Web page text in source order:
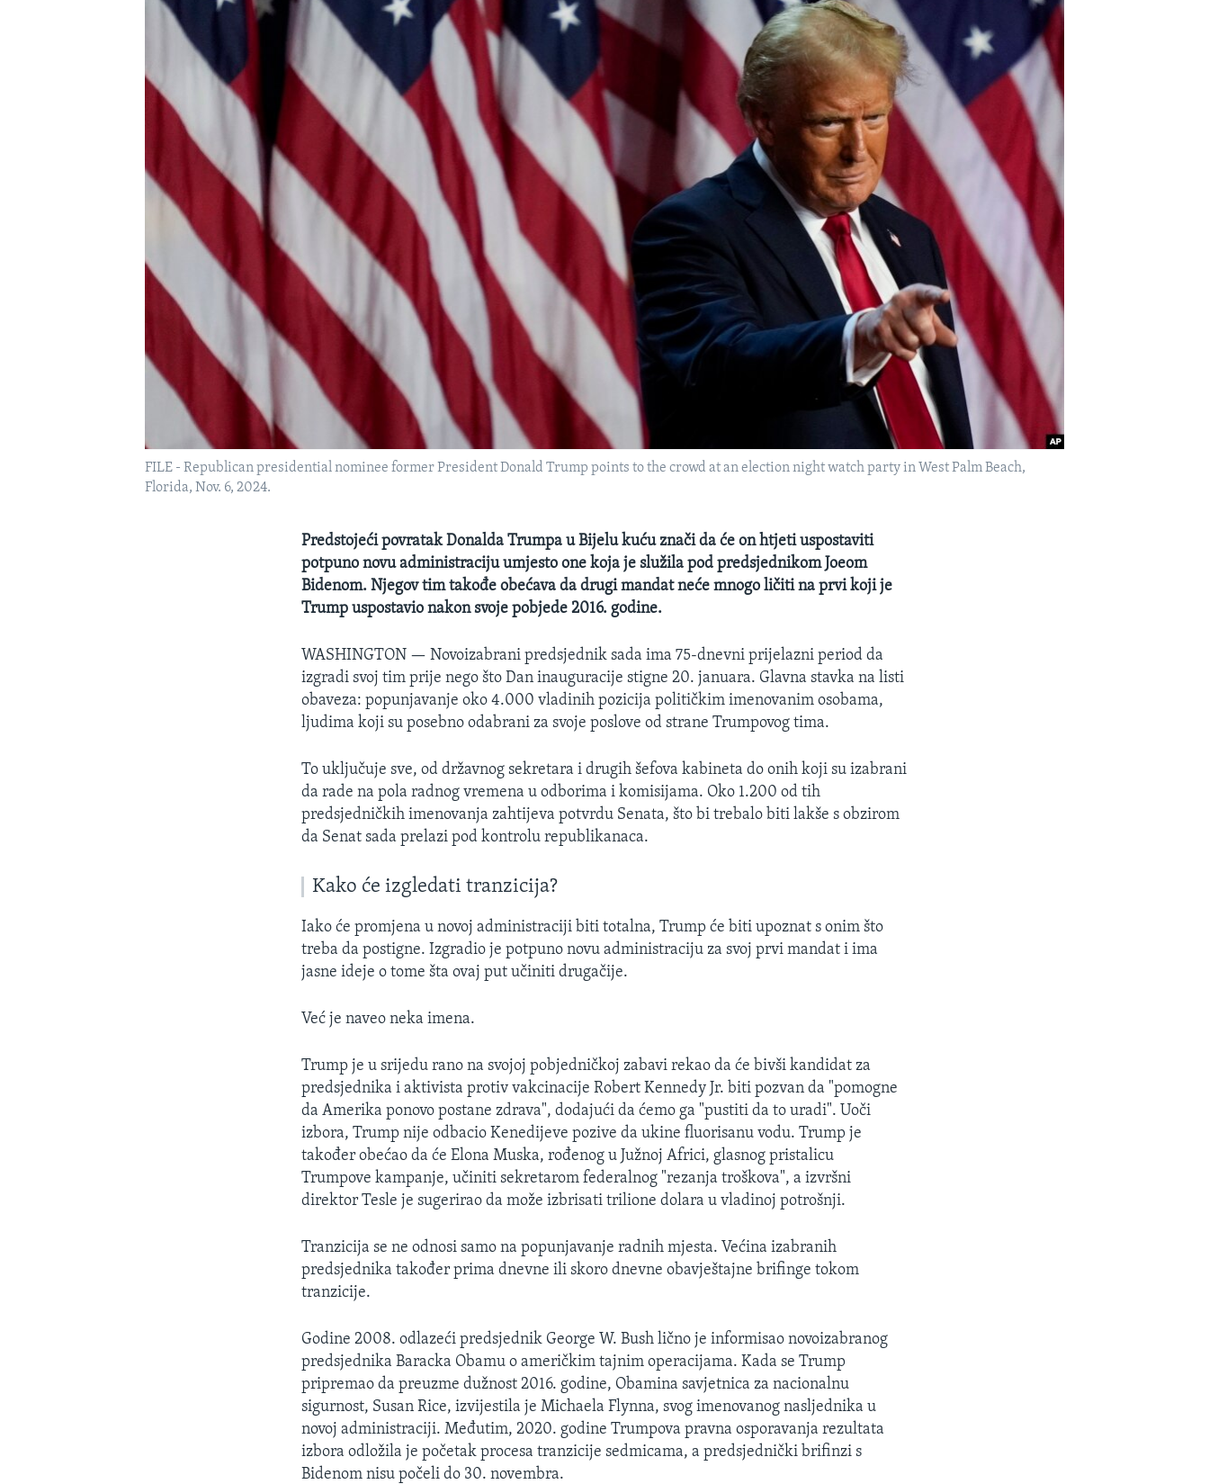
FILE - Republican presidential nominee former President Donald Trump points to the crowd at an election night watch party in West Palm Beach,
Florida, Nov. 6, 2024.
Predstojeći povratak Donalda Trumpa u Bijelu kuću znači da će on htjeti uspostaviti
potpuno novu administraciju umjesto one koja je služila pod predsjednikom Joeom
Bidenom. Njegov tim takođe obećava da drugi mandat neće mnogo ličiti na prvi koji je
Trump uspostavio nakon svoje pobjede 2016. godine.
WASHINGTON —Novoizabrani predsjednik sada ima 75-dnevni prijelazni period da
izgradi svoj tim prije nego što Dan inauguracije stigne 20. januara. Glavna stavka na listi
obaveza: popunjavanje oko 4.000 vladinih pozicija političkim imenovanim osobama,
ljudima koji su posebno odabrani za svoje poslove od strane Trumpovog tima.
To uključuje sve, od državnog sekretara i drugih šefova kabineta do onih koji su izabrani
da rade na pola radnog vremena u odborima i komisijama. Oko 1.200 od tih
predsjedničkih imenovanja zahtijeva potvrdu Senata, što bi trebalo biti lakše s obzirom
da Senat sada prelazi pod kontrolu republikanaca.
Kako će izgledati tranzicija?
Iako će promjena u novoj administraciji biti totalna, Trump će biti upoznat s onim što
treba da postigne. Izgradio je potpuno novu administraciju za svoj prvi mandat i ima
jasne ideje o tome šta ovaj put učiniti drugačije.
Već je naveo neka imena.
Trump je u srijedu rano na svojoj pobjedničkoj zabavi rekao da će bivši kandidat za
predsjednika i aktivista protiv vakcinacije Robert Kennedy Jr. biti pozvan da "pomogne
da Amerika ponovo postane zdrava", dodajući da ćemo ga "pustiti da to uradi". Uoči
izbora, Trump nije odbacio Kenedijeve pozive da ukine fluorisanu vodu. Trump je
također obećao da će Elona Muska, rođenog u Južnoj Africi, glasnog pristalicu
Trumpove kampanje, učiniti sekretarom federalnog "rezanja troškova", a izvršni
direktor Tesle je sugerirao da može izbrisati trilione dolara u vladinoj potrošnji.
Tranzicija se ne odnosi samo na popunjavanje radnih mjesta. Većina izabranih
predsjednika također prima dnevne ili skoro dnevne obavještajne brifinge tokom
tranzicije.
Godine 2008. odlazeći predsjednik George W. Bush lično je informisao novoizabranog
predsjednika Baracka Obamu o američkim tajnim operacijama. Kada se Trump
pripremao da preuzme dužnost 2016. godine, Obamina savjetnica za nacionalnu
sigurnost, Susan Rice, izvijestila je Michaela Flynna, svog imenovanog nasljednika u
novoj administraciji. Međutim, 2020. godine Trumpova pravna osporavanja rezultata
izbora odložila je početak procesa tranzicije sedmicama, a predsjednički brifinzi s
Bidenom nisu počeli do 30. novembra.